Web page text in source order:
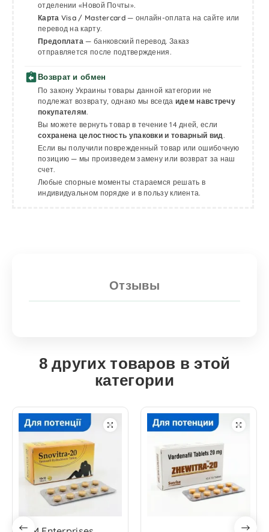
отделении «Новой Почты».
Карта Visa / Mastercard— онлайн-оплата на сайте или
перевод на карту.
Предоплата — банковский перевод. Заказ
отправляется после подтверждения.
assignment_return Возврат и обмен
По закону Украины товары данной категории не
подлежат возврату, однако мы всегда идем навстречу
покупателям.
Вы можете вернуть товар в течение 14 дней, если
сохранена целостность упаковки и товарный вид.
Если вы получили поврежденный товар или ошибочную
позицию — мы произведем замену или возврат за наш
счет.
Любые спорные моменты стараемся решать в
индивидуальном порядке и в пользу клиента.
Отзывы
8 других товаров в этой
категории